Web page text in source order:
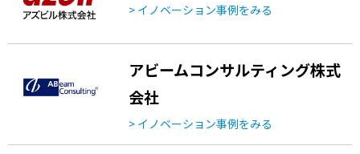
> イノベーション事例をみる
アビームコンサルティング株式
会社
> イノベーション事例をみる